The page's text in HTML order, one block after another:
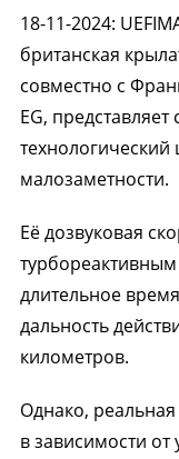
18-11-2024:
британская
совместно с
EG,
малозаметности.
Её дозвуковая
длительное
дальность
километров.
Однако,
в зависимости